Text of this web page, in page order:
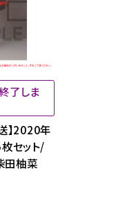
了しま
】2020年
セット/
田柚菜